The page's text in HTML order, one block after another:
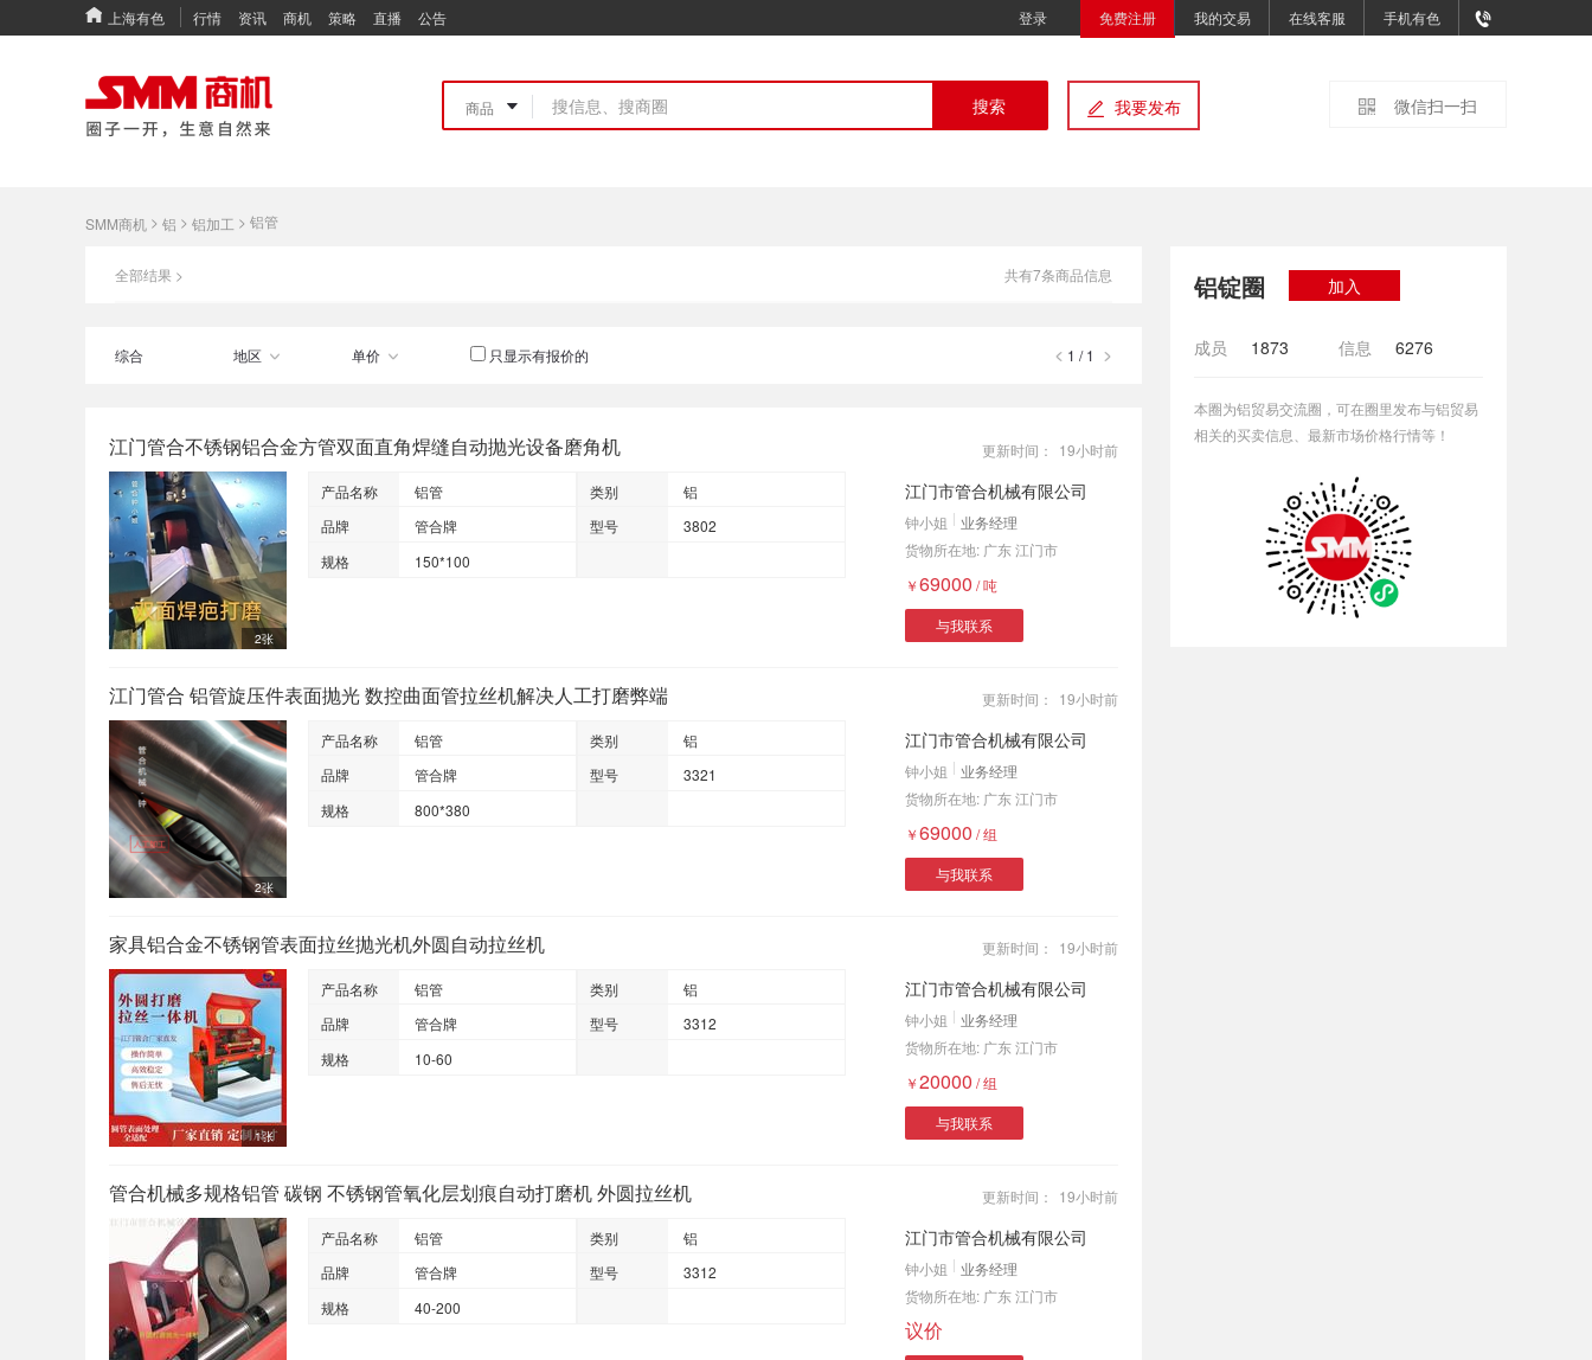
上海有色 行情 资讯 商机 策略 直播 公告 登录 免费注册 我的交易 在线客服 手机有色
搜索 我要发布 微信扫一扫
SMM商机 > 铝 > 铝加工 > 铝管
全部结果 > 共有7条商品信息
综合 地区 单价 只显示有报价的 1 / 1
江门管合不锈钢铝合金方管双面直角焊缝自动抛光设备磨角机 更新时间： 19小时前
2张
产品名称 铝管 类别
铝
品牌
管合牌 型号
3802
规格
150*100
江门市管合机械有限公司
钟小姐
业务经理
货物所在地: 广东 江门市
￥69000 /吨
与我联系
江门管合 铝管旋压件表面抛光 数控曲面管拉丝机解决人工打磨弊端 更新时间： 19小时前
2张
产品名称 铝管 类别
铝
品牌
管合牌 型号
3321
规格
800*380
江门市管合机械有限公司
钟小姐
业务经理
货物所在地: 广东 江门市
￥69000 /组
与我联系
家具铝合金不锈钢管表面拉丝抛光机外圆自动拉丝机 更新时间： 19小时前
1张
产品名称 铝管 类别
铝
品牌
管合牌 型号
3312
规格
10-60
江门市管合机械有限公司
钟小姐
业务经理
货物所在地: 广东 江门市
￥20000 /组
与我联系
管合机械多规格铝管 碳钢 不锈钢管氧化层划痕自动打磨机 外圆拉丝机 更新时间： 19小时前
产品名称 铝管 类别
铝
品牌
管合牌 型号
3312
规格
40-200
江门市管合机械有限公司
钟小姐
业务经理
货物所在地: 广东 江门市
议价
铝锭圈 加入
成员 1873 信息 6276
本圈为铝贸易交流圈，可在圈里发布与铝贸易
相关的买卖信息、最新市场价格行情等！